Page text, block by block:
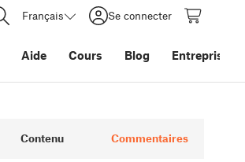
Français Se connecter
Aide Cours Blog Entreprise
Contenu Commentaires